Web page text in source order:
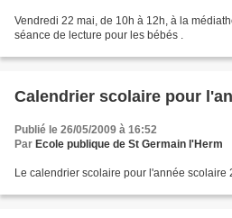
Vendredi 22 mai, de 10h à 12h, à la
séance de lecture pour les bébés .
Calendrier scolaire pour
Publié le 26/05/2009 à 16:52
Par Ecole publique de St Germain l'Herm
Le calendrier scolaire pour l'année scolaire